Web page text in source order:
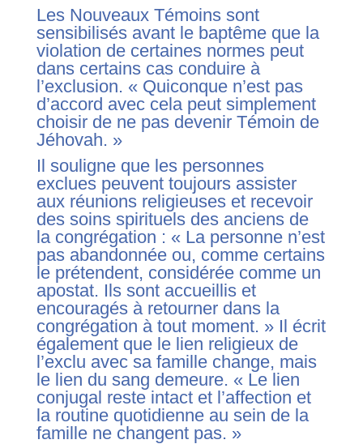
Les Nouveaux Témoins sont
sensibilisés avant le baptême que la
violation de certaines normes peut
dans certains cas conduire à
l’exclusion. « Quiconque n’est pas
d’accord avec cela peut simplement
choisir de ne pas devenir Témoin de
Jéhovah. »
Il souligne que les personnes
exclues peuvent toujours assister
aux réunions religieuses et recevoir
des soins spirituels des anciens de
la congrégation : « La personne n’est
pas abandonnée ou, comme certains
le prétendent, considérée comme un
apostat. Ils sont accueillis et
encouragés à retourner dans la
congrégation à tout moment. » Il écrit
également que le lien religieux de
l’exclu avec sa famille change, mais
le lien du sang demeure. « Le lien
conjugal reste intact et l’affection et
la routine quotidienne au sein de la
famille ne changent pas. »